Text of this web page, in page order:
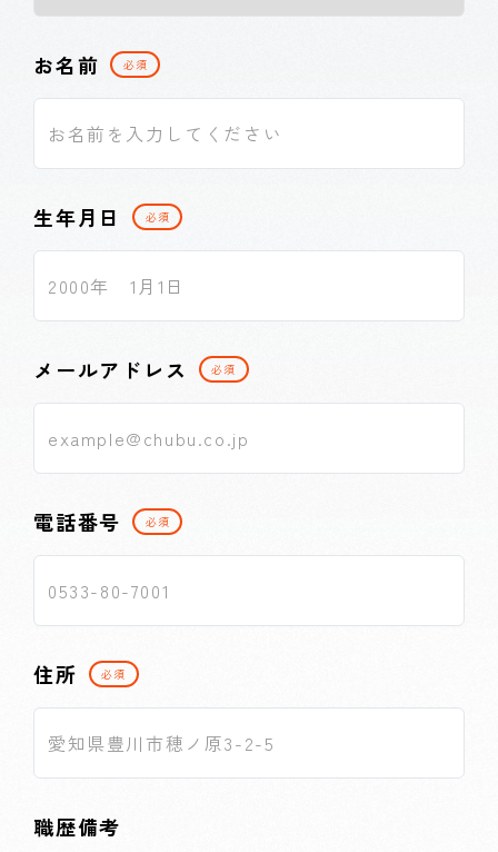
お名前 必須
生年月日 必須
メールアドレス 必須
電話番号 必須
住所 必須
職歴備考